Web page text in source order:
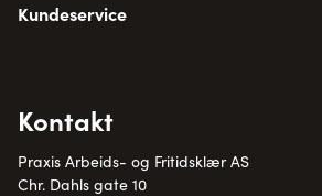
Kundeservice
Kontakt
Praxis Arbeids- og Fritidsklær AS
Chr. Dahls gate 10